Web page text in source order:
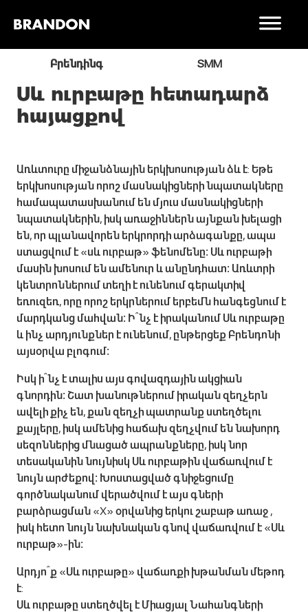
Բրենդինգ SMM
Սև ուրբաթը հետադարձ
հայացքով
Առևտուրը միջանձնային երկխոսության ձև է: Եթե
երկխոսության որոշ մասնակիցների նպատակները
համապատասխանում են մյուս մասնակիցների
նպատակներին, իսկ առաջիններն այնքան խելացի
են, որ պլանավորեն երկրորդի արձագանքը, ապա
ստացվում է «սև ուրբաթ» ֆենոմենը։ Սև ուրբաթի
մասին խոսում են ամենուր և անընդհատ։ Առևտրի
կենտրոններում տեղի է ունենում գերակտիվ
եռուզեռ, որը որոշ երկրներում երբեմն հանգեցնում է
մարդկանց մահվան։ Ի՞նչ է իրականում Սև ուրբաթը
և ինչ արդյունքներ է ունենում, ընթերցեք Բրենդոնի
այսօրվա բլոգում։
Իսկ ի՞նչ է տալիս այս գովազդային ակցիան
գնորդին։ Շատ խանութներում իրական զեղչերն
ավելի քիչ են, քան զեղչի պատրանք ստեղծելու
քայլերը, իսկ ամենից հաճախ զեղչվում են նախորդ
սեզոններից մնացած ապրանքները, իսկ նոր
տեսականին նույնիսկ Սև ուրբաթին վաճառվում է
նույն արժեքով։ Խոստացված գնիջեցումը
գործնականում վերածվում է այս գների
բարձրացման «X» օրվանից երկու շաբաթ առաջ ,
իսկ հետո նույն նախնական գնով վաճառվում է «Սև
ուրբաթ»-ին։
Արդյո՞ք «Սև ուրբաթը» վաճառքի խթանման մեթոդ
է:
Սև ուրբաթը ստեղծվել է Միացյալ Նահանգների